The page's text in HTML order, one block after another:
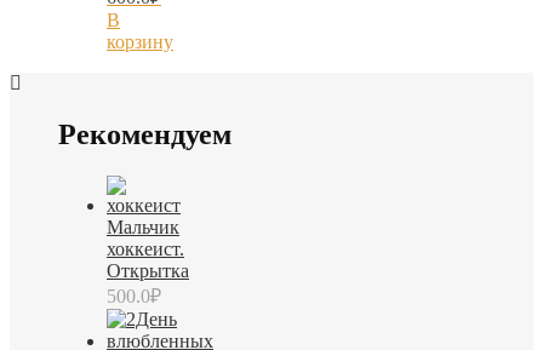
В
корзину
Рекомендуем
Мальчик
хоккеист.
Открытка
500.0₽